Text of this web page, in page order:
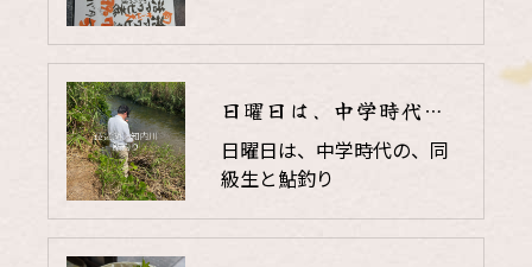
日曜日は、中学時代の、同級生と鮎釣り
日曜日は、中学時代の、同
級生と鮎釣り